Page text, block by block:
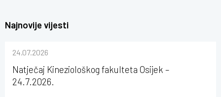
Najnovije vijesti
24.07.2026
Natječaj Kineziološkog fakulteta Osijek –
24.7.2026.